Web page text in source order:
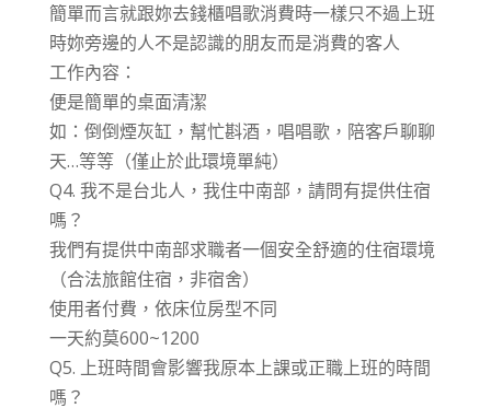
簡單而言就跟妳去錢櫃唱歌消費時一樣只不過上班
時妳旁邊的人不是認識的朋友而是消費的客人
工作內容：
便是簡單的桌面清潔
如：倒倒煙灰缸，幫忙斟酒，唱唱歌，陪客戶聊聊
天…等等（僅止於此環境單純）
Q4. 我不是台北人，我住中南部，請問有提供住宿
嗎？
我們有提供中南部求職者一個安全舒適的住宿環境
（合法旅館住宿，非宿舍）
使用者付費，依床位房型不同
一天約莫600~1200
Q5. 上班時間會影響我原本上課或正職上班的時間
嗎？